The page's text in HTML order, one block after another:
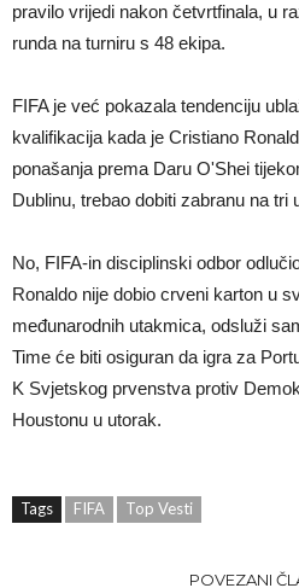
pravilo vrijedi nakon četvrtfinala, u
runda na turniru s 48 ekipa.
FIFA je već pokazala tendenciju
kvalifikacija kada je Cristiano
ponašanja prema Daru O'Shei
Dublinu, trebao dobiti zabranu na tri
No, FIFA-in disciplinski odbor
Ronaldo nije dobio crveni karton u
međunarodnih utakmica, odsluži
Time će biti osiguran da igra za
K Svjetskog prvenstva protiv
Houstonu u utorak.
Tags FIFA Top Vesti
POVEZANI